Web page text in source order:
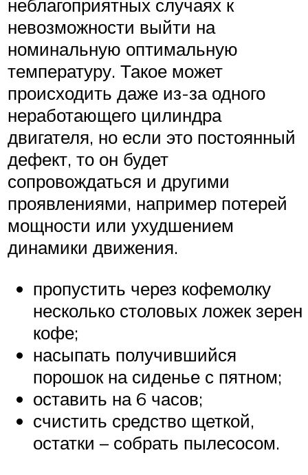
неблагоприятных случаях к
невозможности выйти на
номинальную оптимальную
температуру. Такое может
происходить даже из-за одного
неработающего цилиндра
двигателя, но если это постоянный
дефект, то он будет
сопровождаться и другими
проявлениями, например потерей
мощности или ухудшением
динамики движения.
пропустить через кофемолку
несколько столовых ложек зерен
кофе;
насыпать получившийся
порошок на сиденье с пятном;
оставить на 6 часов;
счистить средство щеткой,
остатки – собрать пылесосом.